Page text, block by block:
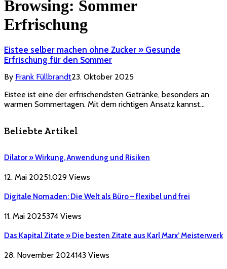
Browsing: Sommer
Erfrischung
Eistee selber machen ohne Zucker » Gesunde
Erfrischung für den Sommer
By Frank Füllbrandt23. Oktober 2025
Eistee ist eine der erfrischendsten Getränke, besonders an
warmen Sommertagen. Mit dem richtigen Ansatz kannst…
Beliebte Artikel
Dilator » Wirkung, Anwendung und Risiken
12. Mai 20251.029 Views
Digitale Nomaden: Die Welt als Büro – flexibel und frei
11. Mai 2025374 Views
Das Kapital Zitate » Die besten Zitate aus Karl Marx’ Meisterwerk
28. November 2024143 Views